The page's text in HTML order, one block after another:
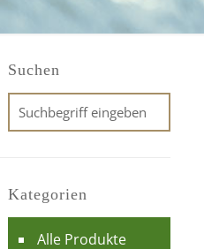
Suchen
Kategorien
Alle Produkte